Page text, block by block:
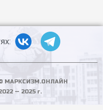
МАРКСИЗМ.ОНЛАЙН
— 2025 г.